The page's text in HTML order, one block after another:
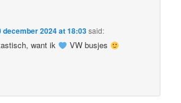
december 2024 at 18:03said:
want ik VW busjes